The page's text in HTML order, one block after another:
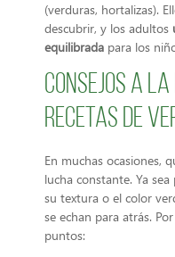
(verduras, hortalizas).
descubrir, y los adultos
equilibrada para los
Consejos a
recetas de
En muchas ocasiones,
lucha constante. Ya
su textura o el color
se echan para atrás.
puntos: